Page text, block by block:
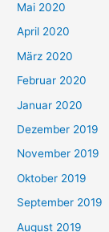
Mai 2020
April 2020
März 2020
Februar 2020
Januar 2020
Dezember 2019
November 2019
Oktober 2019
September 2019
August 2019